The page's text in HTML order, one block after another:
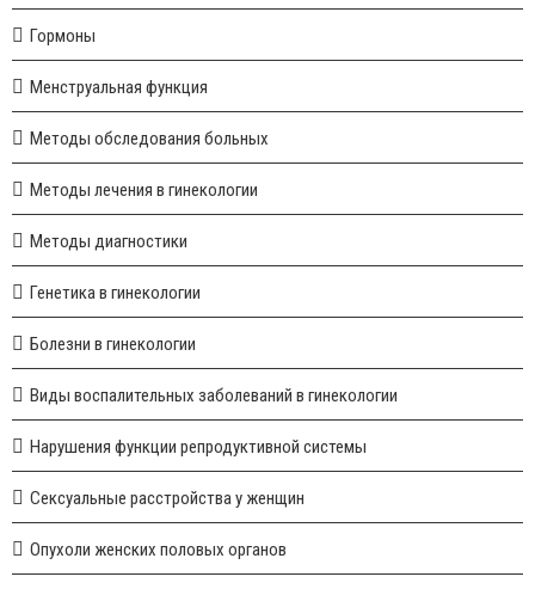
Гормоны
Менструальная функция
Методы обследования больных
Методы лечения в гинекологии
Методы диагностики
Генетика в гинекологии
Болезни в гинекологии
Виды воспалительных заболеваний в гинекологии
Нарушения функции репродуктивной системы
Сексуальные расстройства у женщин
Опухоли женских половых органов